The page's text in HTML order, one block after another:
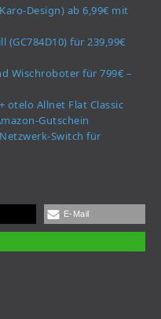
Design) ab 6,99€ mit
für 239,99€
Wischroboter für 799€ –
otelo Allnet Flat Classic
Gutschein
Switch für
E-Mail